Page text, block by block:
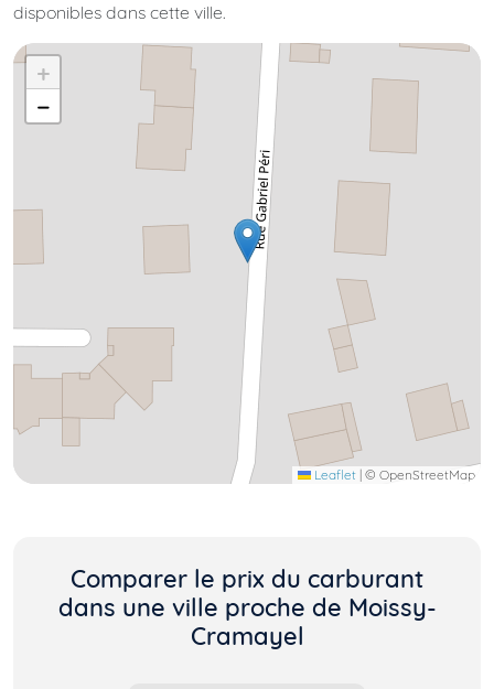
disponibles dans cette ville.
+
−
Leaflet | © OpenStreetMap
Comparer le prix du carburant
dans une ville proche de Moissy-
Cramayel